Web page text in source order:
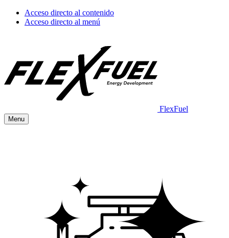
Acceso directo al contenido
Acceso directo al menú
FlexFuel
Menu